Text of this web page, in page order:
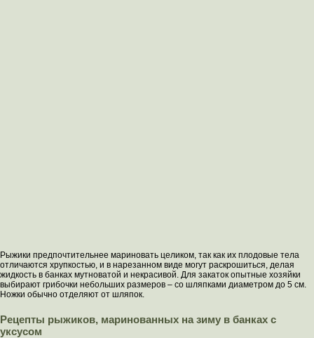
Рыжики предпочтительнее мариновать целиком, так как их плодовые тела
отличаются хрупкостью, и в нарезанном виде могут раскрошиться, делая
жидкость в банках мутноватой и некрасивой. Для закаток опытные хозяйки
выбирают грибочки небольших размеров – со шляпками диаметром до 5 см.
Ножки обычно отделяют от шляпок.
Рецепты рыжиков, маринованных на зиму в банках с
уксусом